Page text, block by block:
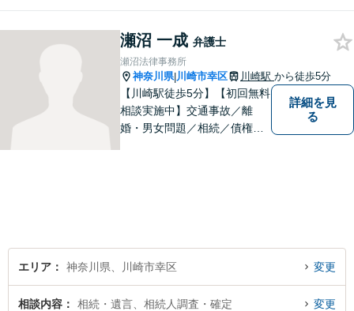
すので、まずはご相談くださ
い。。【JR京浜東北線「川崎
駅」⻄⼝3分】
瀬沼 一成 弁護士
瀬沼法律事務所
神奈川県|川崎市幸区 川崎駅 から徒歩5分
【川崎駅徒歩5分】【初回無料
相談実施中】交通事故／離
婚・男女問題／相続／債権回
詳細を見
る
エリア 神奈川県、川崎市幸区 変更
相談内容 相続・遺言、相続人調査・確定 変更